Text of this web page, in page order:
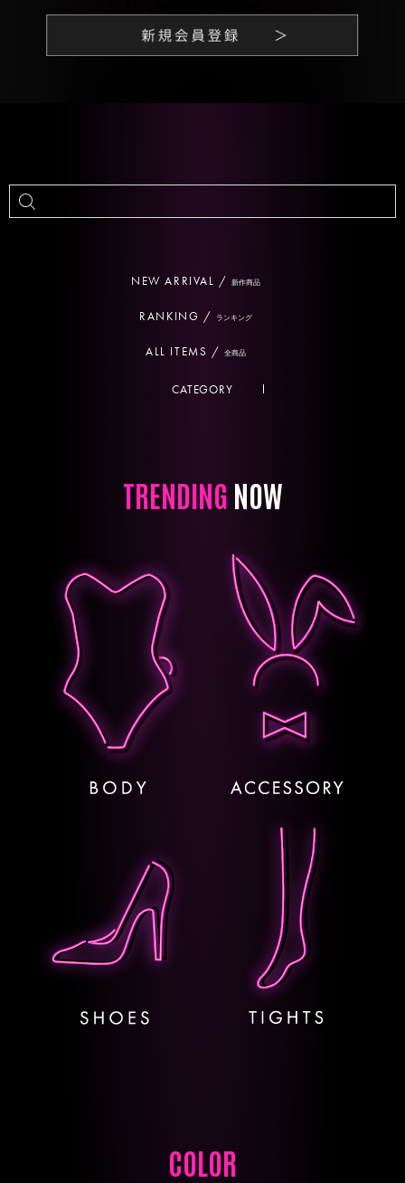
NEW ARRIVAL /新作商品
RANKING / ランキング
ALL ITEMS /全商品
CATEGORY
TRENDING NOW
COLOR